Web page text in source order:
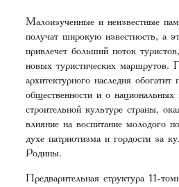
Малоизученные и неизвестные
получат широкую известность, а
привлечет больший поток
новых туристических маршрутов.
архитектурного наследия
общественности и о национальных
строительной культуре страны,
влияние на воспитание молодого
духе патриотизма и гордости за
Родины.
Предварительная структура 11-